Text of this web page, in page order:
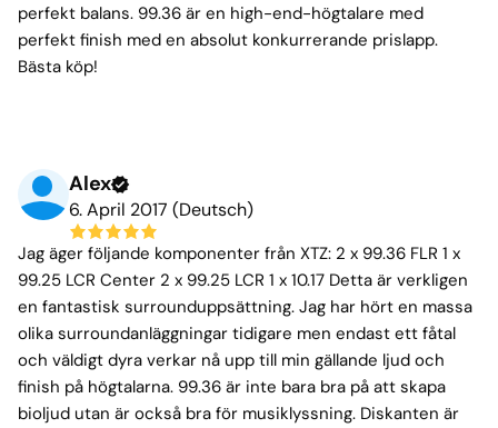
perfekt balans. 99.36 är en high-end-högtalare med
perfekt finish med en absolut konkurrerande prislapp.
Bästa köp!
Alex
6. April 2017 (Deutsch)
Jag äger följande komponenter från XTZ: 2 x 99.36 FLR 1 x
99.25 LCR Center 2 x 99.25 LCR 1 x 10.17 Detta är verkligen
en fantastisk surrounduppsättning. Jag har hört en massa
olika surroundanläggningar tidigare men endast ett fåtal
och väldigt dyra verkar nå upp till min gällande ljud och
finish på högtalarna. 99.36 är inte bara bra på att skapa
bioljud utan är också bra för musiklyssning. Diskanten är